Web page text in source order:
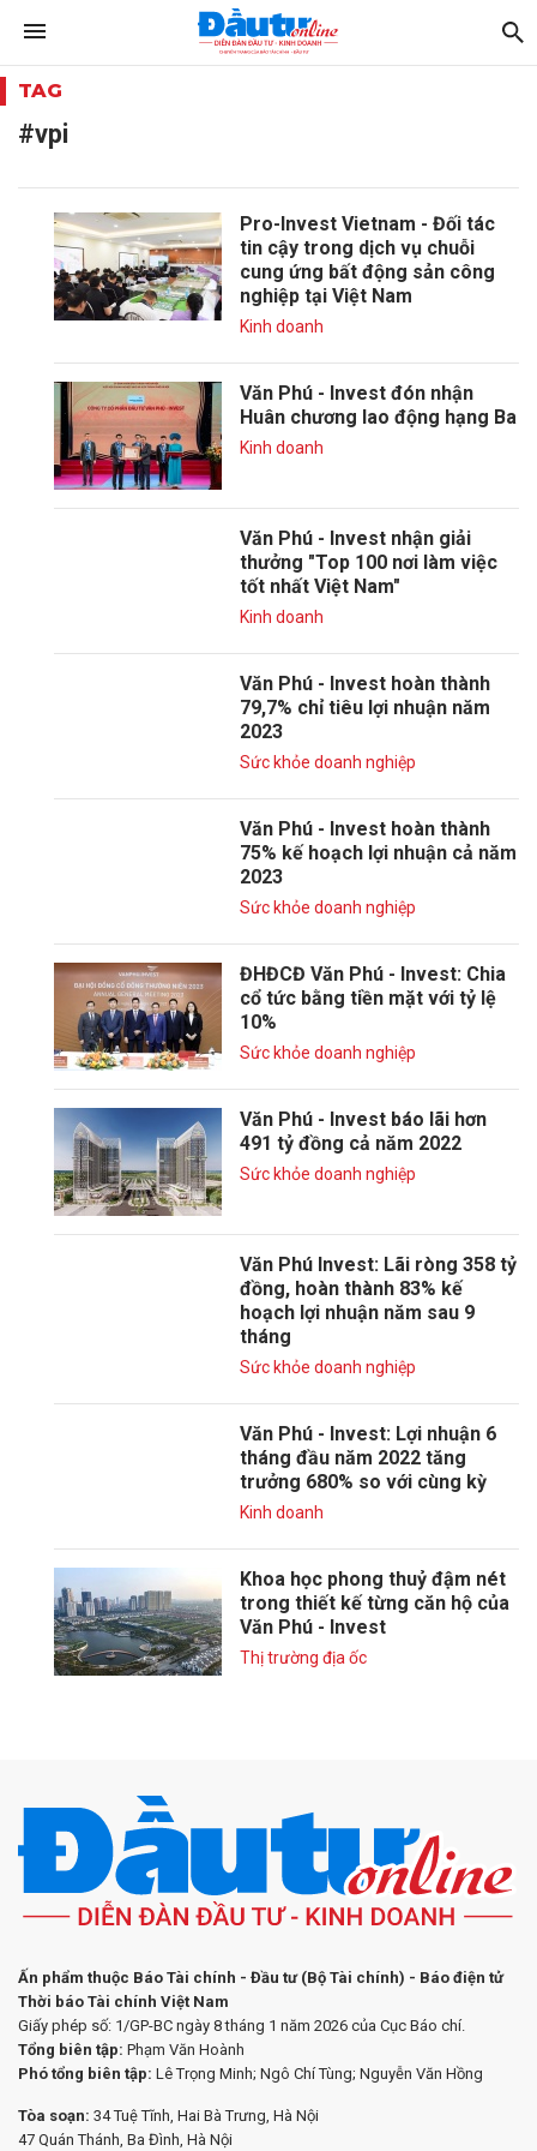
TAG
#vpi
Pro-Invest Vietnam - Đối tác
tin cậy trong dịch vụ chuỗi
cung ứng bất động sản công
nghiệp tại Việt Nam
Kinh doanh
Văn Phú - Invest đón nhận
Huân chương lao động hạng Ba
Kinh doanh
Văn Phú - Invest nhận giải
thưởng "Top 100 nơi làm việc
tốt nhất Việt Nam"
Kinh doanh
Văn Phú - Invest hoàn thành
79,7% chỉ tiêu lợi nhuận năm
2023
Sức khỏe doanh nghiệp
Văn Phú - Invest hoàn thành
75% kế hoạch lợi nhuận cả năm
2023
Sức khỏe doanh nghiệp
ĐHĐCĐ Văn Phú - Invest: Chia
cổ tức bằng tiền mặt với tỷ lệ
10%
Sức khỏe doanh nghiệp
Văn Phú - Invest báo lãi hơn
491 tỷ đồng cả năm 2022
Sức khỏe doanh nghiệp
Văn Phú Invest: Lãi ròng 358 tỷ
đồng, hoàn thành 83% kế
hoạch lợi nhuận năm sau 9
tháng
Sức khỏe doanh nghiệp
Văn Phú - Invest: Lợi nhuận 6
tháng đầu năm 2022 tăng
trưởng 680% so với cùng kỳ
Kinh doanh
Khoa học phong thuỷ đậm nét
trong thiết kế từng căn hộ của
Văn Phú - Invest
Thị trường địa ốc
Ấn phẩm thuộc Báo Tài chính - Đầu tư (Bộ Tài chính) - Báo điện tử
Thời báo Tài chính Việt Nam
Giấy phép số: 1/GP-BC ngày 8 tháng 1 năm 2026 của Cục Báo chí.
Tổng biên tập: Phạm Văn Hoành
Phó tổng biên tập: Lê Trọng Minh; Ngô Chí Tùng; Nguyễn Văn Hồng
Tòa soạn: 34 Tuệ Tĩnh, Hai Bà Trưng, Hà Nội
47 Quán Thánh, Ba Đình, Hà Nội